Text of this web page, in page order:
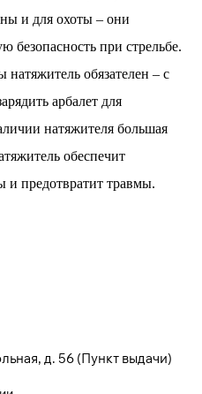
и для охоты – они
безопасность при стрельбе.
натяжитель обязателен – с
арбалет для
натяжителя большая
обеспечит
и предотвратит травмы.
д. 56 (Пункт выдачи)